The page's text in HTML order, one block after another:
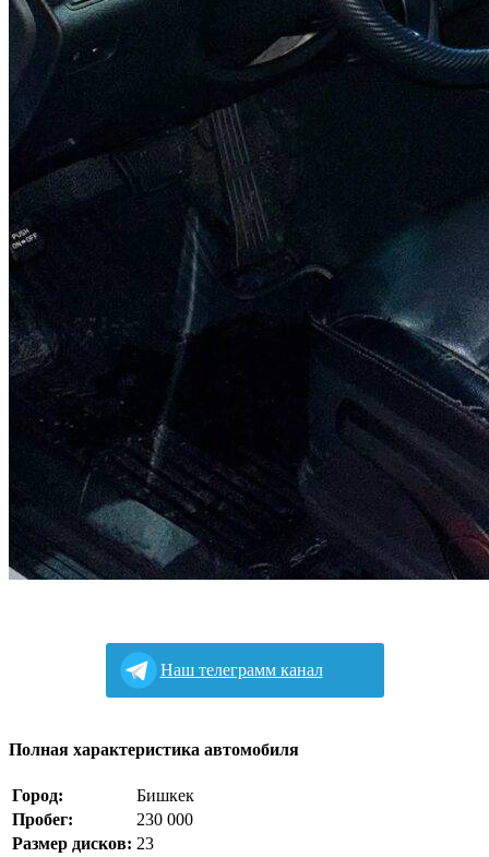
Наш телеграмм канал
Полная характеристика автомобиля
Город:
Бишкек
Пробег:
230 000
Размер дисков: 23